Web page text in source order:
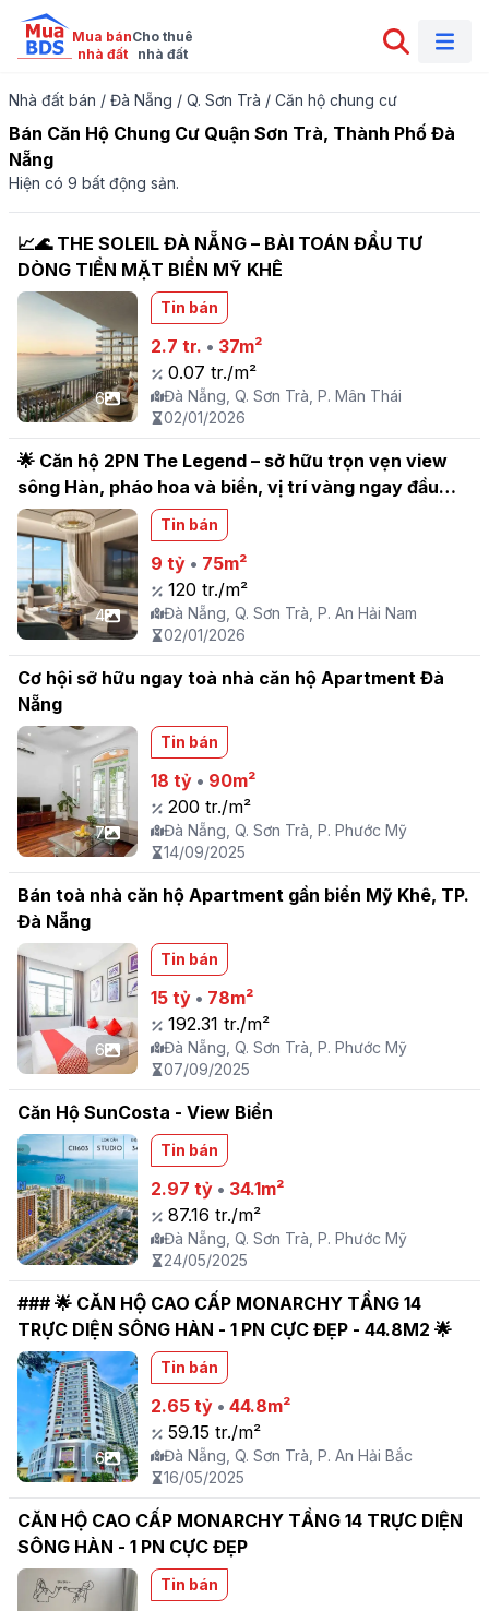
Mua bán
nhà đất
Cho thuê
nhà đất
Nhà đất bán / Đà Nẵng / Q. Sơn Trà / Căn hộ chung cư
Bán Căn Hộ Chung Cư Quận Sơn Trà, Thành Phố Đà
Nẵng
Hiện có 9 bất động sản.
📈🌊 THE SOLEIL ĐÀ NẴNG – BÀI TOÁN ĐẦU TƯ
DÒNG TIỀN MẶT BIỂN MỸ KHÊ
6
Tin bán
2.7 tr. • 37m²
0.07 tr./m²
Đà Nẵng, Q. Sơn Trà, P. Mân Thái
02/01/2026
🌟 Căn hộ 2PN The Legend – sở hữu trọn vẹn view
sông Hàn, pháo hoa và biển, vị trí vàng ngay đầu
Cầu
4
Tin bán
9 tỷ • 75m²
120 tr./m²
Đà Nẵng, Q. Sơn Trà, P. An Hải Nam
02/01/2026
Cơ hội sỡ hữu ngay toà nhà căn hộ Apartment Đà
Nẵng
7
Tin bán
18 tỷ • 90m²
200 tr./m²
Đà Nẵng, Q. Sơn Trà, P. Phước Mỹ
14/09/2025
Bán toà nhà căn hộ Apartment gần biển Mỹ Khê, TP.
Đà Nẵng
6
Tin bán
15 tỷ • 78m²
192.31 tr./m²
Đà Nẵng, Q. Sơn Trà, P. Phước Mỹ
07/09/2025
Căn Hộ SunCosta - View Biển
Tin bán
2.97 tỷ • 34.1m²
87.16 tr./m²
Đà Nẵng, Q. Sơn Trà, P. Phước Mỹ
24/05/2025
### 🌟 CĂN HỘ CAO CẤP MONARCHY TẦNG 14
TRỰC DIỆN SÔNG HÀN - 1 PN CỰC ĐẸP - 44.8M2 🌟
6
Tin bán
2.65 tỷ •44.8m²
59.15 tr./m²
Đà Nẵng, Q. Sơn Trà, P. An Hải Bắc
16/05/2025
CĂN HỘ CAO CẤP MONARCHY TẦNG 14 TRỰC DIỆN
SÔNG HÀN - 1 PN CỰC ĐẸP
Tin bán